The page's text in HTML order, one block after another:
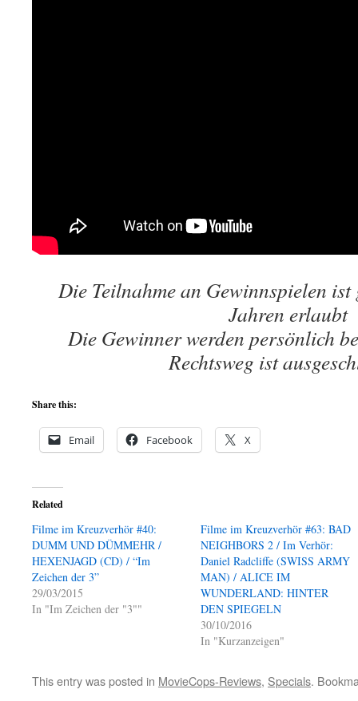
Die Teilnahme an Gewinnspielen
Jahren erlaubt
Die Gewinner werden persönlich
Rechtsweg ist
Share this:
Email Facebook X
Related
Filme im Kreuzverhör #40:
DUMM UND DÜMMEHR /
HEXENJAGD (CD) / “Im
Zeichen der 3”
29/03/2015
In "Im Zeichen der "3""
Filme im Kreuzverhör #63: BAD
NEIGHBORS 2 / Im Verhör:
Daniel Radcliffe (SWISS ARMY
MAN) / ALICE IM
WUNDERLAND: HINTER
DEN SPIEGELN
30/10/2016
In "Kurzanzeigen"
This entry was posted in MovieCops-Reviews, Specials.